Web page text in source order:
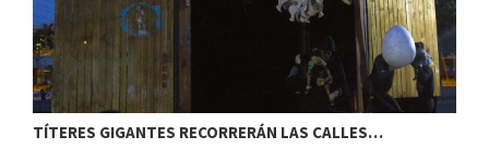
TÍTERES GIGANTES RECORRERÁN LAS CALLES…